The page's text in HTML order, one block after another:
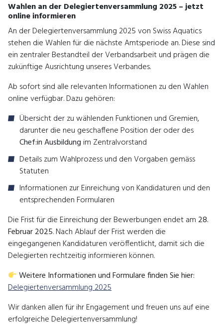
Wahlen an der Delegiertenversammlung 2025 – jetzt
online informieren
An der Delegiertenversammlung 2025 von Swiss Aquatics
stehen die Wahlen für die nächste Amtsperiode an. Diese sind
ein zentraler Bestandteil der Verbandsarbeit und prägen die
zukünftige Ausrichtung unseres Verbandes.
Ab sofort sind alle relevanten Informationen zu den Wahlen
online verfügbar. Dazu gehören:
Übersicht der zu wählenden Funktionen und Gremien,
darunter die neu geschaffene Position der oder des
Chef:in Ausbildungim Zentralvorstand
Details zum Wahlprozess und den Vorgaben gemäss
Statuten
Informationen zur Einreichung von Kandidaturen und den
entsprechenden Formularen
Die Frist für die Einreichung der Bewerbungen endet am 28.
Februar 2025. Nach Ablauf der Frist werden die
eingegangenen Kandidaturen veröffentlicht, damit sich die
Delegierten rechtzeitig informieren können.
Weitere Informationen und Formulare finden Sie hier:
Delegiertenversammlung 2025
Wir danken allen für ihr Engagement und freuen uns auf eine
erfolgreiche Delegiertenversammlung!